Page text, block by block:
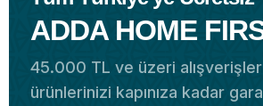
ADDA HOME
45.000 TL ve üzeri
ürünlerinizi kapınıza kadar